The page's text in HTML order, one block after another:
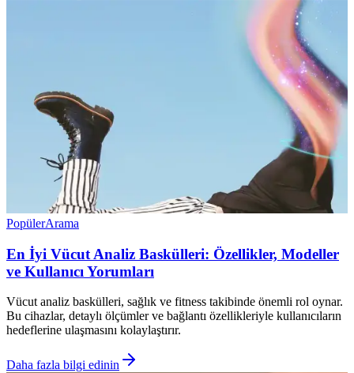
PopülerArama
En İyi Vücut Analiz Baskülleri: Özellikler, Modeller
ve Kullanıcı Yorumları
Vücut analiz baskülleri, sağlık ve fitness takibinde önemli rol oynar.
Bu cihazlar, detaylı ölçümler ve bağlantı özellikleriyle kullanıcıların
hedeflerine ulaşmasını kolaylaştırır.
Daha fazla bilgi edinin